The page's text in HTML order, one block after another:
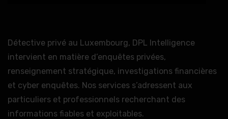
Détective privé au Luxembourg, DPL Intelligence
intervient en matière d’enquêtes privées,
renseignement stratégique, investigations financières
et cyber enquêtes. Nos services s’adressent aux
particuliers et professionnels recherchant des
informations fiables et exploitables.